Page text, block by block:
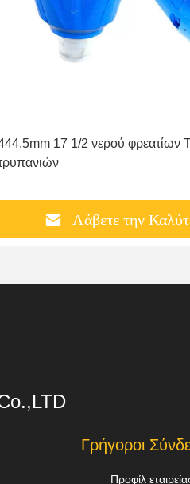
17 1/2 νερού φρεατίων
Λάβετε την
Γρήγοροι
Προφίλ